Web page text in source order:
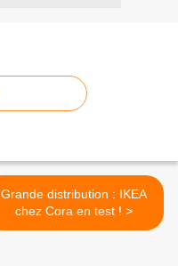
Grande distribution : IKEA
chez Cora en test ! >